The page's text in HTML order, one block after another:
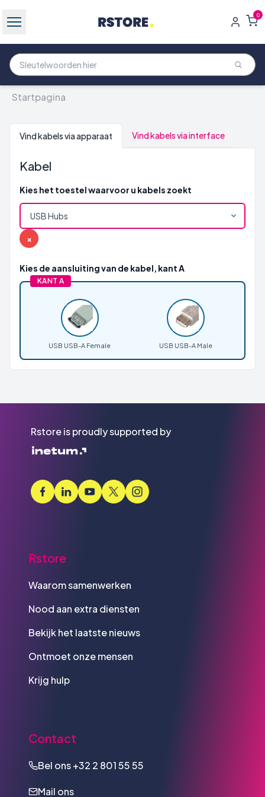
0
Startpagina
Vind kabels via apparaat Vind kabels via interface
Kabel
Kies het toestel waarvoor u kabels zoekt
×
Kies de aansluiting van de kabel, kant A
KANT A
USB USB-A Female USB USB-A Male
Rstore is proudly supported by
Rstore
Waarom samenwerken
Nood aan extra diensten
Bekijk het laatste nieuws
Ontmoet onze mensen
Krijg hulp
Contact
Bel ons+32 2 801 55 55
Mail ons